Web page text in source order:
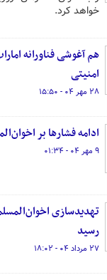
خواهد کرد.
هم آغوشی فناورانه
امنیتی
۲۸ مهر ۰۴ - ۱۵:۵۰
ادامه فشارها بر
۹ مهر ۰۴ - ۰۱:۳۴
تهدیدسازی
رسید
۲۷ مرداد ۰۴ - ۱۸:۰۲